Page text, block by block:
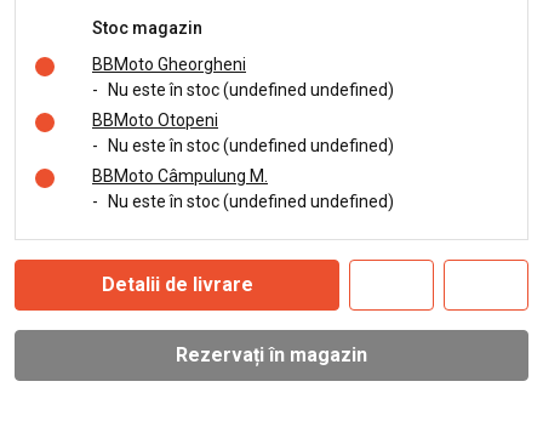
Stoc magazin
BBMoto Gheorgheni
-
Nu este în stoc (undefined undefined)
BBMoto Otopeni
-
Nu este în stoc (undefined undefined)
BBMoto Câmpulung M.
-
Nu este în stoc (undefined undefined)
Detalii de livrare
Rezervați în magazin